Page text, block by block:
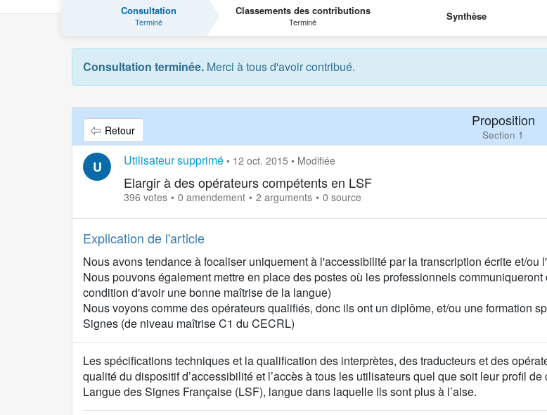
Consultation
Terminé
Classements des contributions
Terminé Synthèse
Consultation terminée. Merci à tous d'avoir contribué.
Retour
Proposition
Section 1
U Utilisateur supprimé • 12 oct. 2015 • Modifiée
Elargir à des opérateurs compétents en LSF
396 votes 0 amendement 2 arguments 0 source
Explication de l'article
Nous avons tendance à focaliser uniquement à l'accessibilité par la transcription écrite et/
Nous pouvons également mettre en place des postes où les professionnels
condition d'avoir une bonne maîtrise de la langue)
Nous voyons comme des opérateurs qualifiés, donc ils ont un diplôme, et/ou une formation
Signes (de niveau maîtrise C1 du CECRL)
C
o
n
t
Les spécifications techniques et la qualification des interprètes, des traducteurs et des
qualité du dispositif d’accessibilité et l’accès à tous les utilisateurs quel que soit leur profil
Langue des Signes Française (LSF), langue dans laquelle ils sont plus à l’aise.